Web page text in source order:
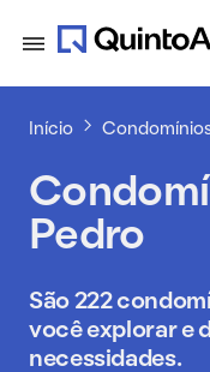
Início
Pedro
São 222
você explorar e
necessidades.